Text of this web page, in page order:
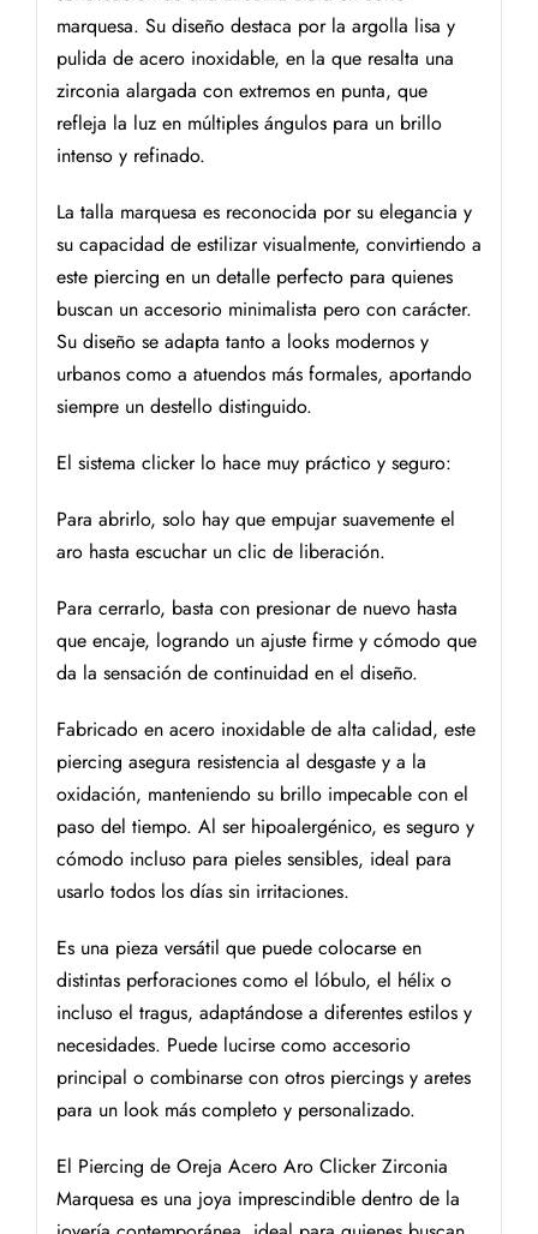
marquesa. Su diseño destaca por la argolla lisa y
pulida de acero inoxidable, en la que resalta una
zirconia alargada con extremos en punta, que
refleja la luz en múltiples ángulos para un brillo
intenso y refinado.
La talla marquesa es reconocida por su elegancia y
su capacidad de estilizar visualmente, convirtiendo a
este piercing en un detalle perfecto para quienes
buscan un accesorio minimalista pero con carácter.
Su diseño se adapta tanto a looks modernos y
urbanos como a atuendos más formales, aportando
siempre un destello distinguido.
El sistema clicker lo hace muy práctico y seguro:
Para abrirlo, solo hay que empujar suavemente el
aro hasta escuchar un clic de liberación.
Para cerrarlo, basta con presionar de nuevo hasta
que encaje, logrando un ajuste firme y cómodo que
da la sensación de continuidad en el diseño.
Fabricado en acero inoxidable de alta calidad, este
piercing asegura resistencia al desgaste y a la
oxidación, manteniendo su brillo impecable con el
paso del tiempo. Al ser hipoalergénico, es seguro y
cómodo incluso para pieles sensibles, ideal para
usarlo todos los días sin irritaciones.
Es una pieza versátil que puede colocarse en
distintas perforaciones como el lóbulo, el hélix o
incluso el tragus, adaptándose a diferentes estilos y
necesidades. Puede lucirse como accesorio
principal o combinarse con otros piercings y aretes
para un look más completo y personalizado.
El Piercing de Oreja Acero Aro Clicker Zirconia
Marquesa es una joya imprescindible dentro de la